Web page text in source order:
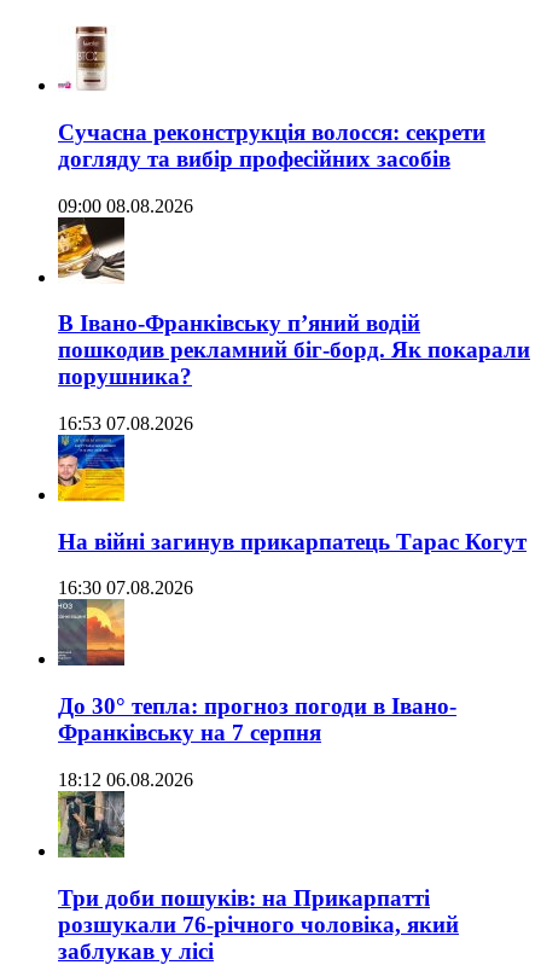
Сучасна реконструкція волосся: секрети
догляду та вибір професійних засобів
09:00 08.08.2026
В Івано-Франківську п’яний водій
пошкодив рекламний біг-борд. Як покарали
порушника?
16:53 07.08.2026
На війні загинув прикарпатець Тарас Когут
16:30 07.08.2026
До 30° тепла: прогноз погоди в Івано-
Франківську на 7 серпня
18:12 06.08.2026
Три доби пошуків: на Прикарпатті
розшукали 76-річного чоловіка, який
заблукав у лісі